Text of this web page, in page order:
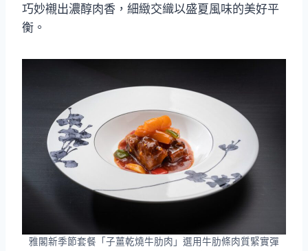
巧妙襯出濃醇肉香，細緻交織以盛夏風味的美好平
衡。
雅閣新季節套餐「子薑乾燒牛肋肉」選用牛肋條肉質緊實彈